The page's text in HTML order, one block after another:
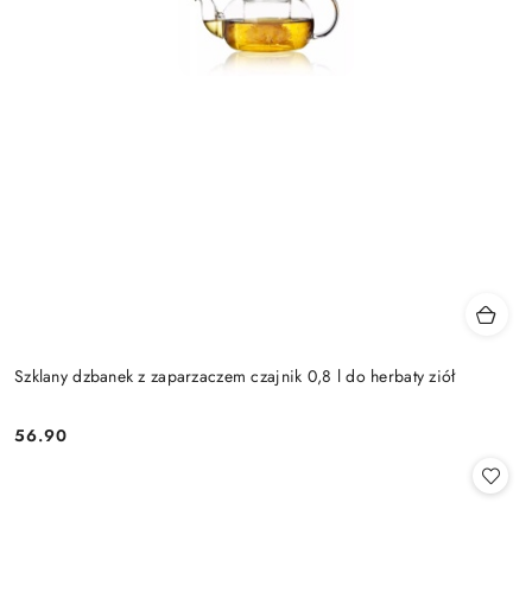
Szklany dzbanek z zaparzaczem czajnik 0,8 l do herbaty ziół
Cena:
56.90